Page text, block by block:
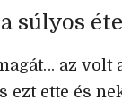
súlyos
az volt
ette és